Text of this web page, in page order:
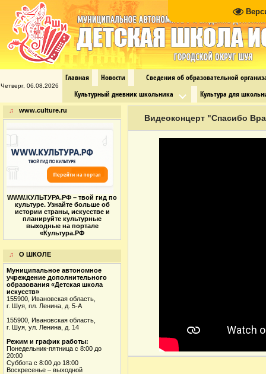
Четверг, 06.08.2026
Главная Новости
Сведения об образовательной
Культурный дневник школьника
Культура для
♫ www.culture.ru
WWW.КУЛЬТУРА.РФ – твой гид по
культуре. Узнайте больше об
истории страны, искусстве и
планируйте культурные
выходные на портале
«Культура.РФ
♫ О ШКОЛЕ
Муниципальное автономное
учреждение дополнительного
образования «Детская школа
искусств»
155900, Ивановская область,
г. Шуя, пл. Ленина, д. 5-А
155900, Ивановская область,
г. Шуя, ул. Ленина, д. 14
Режим и график работы:
Понедельник-пятница с 8:00 до
20:00
Суббота с 8:00 до 18:00
Воскресенье – выходной
Видеоконцерт "Спасибо